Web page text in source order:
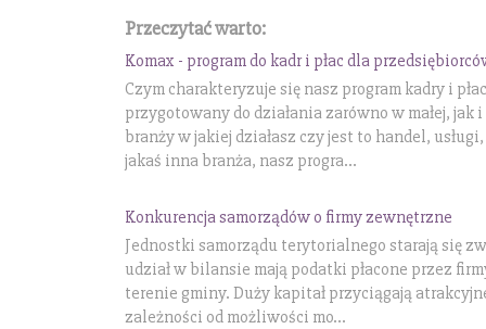
Przeczytać warto:
Komax - program do kadr i płac dla
Czym charakteryzuje się nasz program kadry i
przygotowany do działania zarówno w małej,
branży w jakiej działasz czy jest to handel,
jakaś inna branża, nasz progra...
Konkurencja samorządów o firmy zewnętrzne
Jednostki samorządu terytorialnego starają się
udział w bilansie mają podatki płacone przez
terenie gminy. Duży kapitał przyciągają
zależności od możliwości mo...